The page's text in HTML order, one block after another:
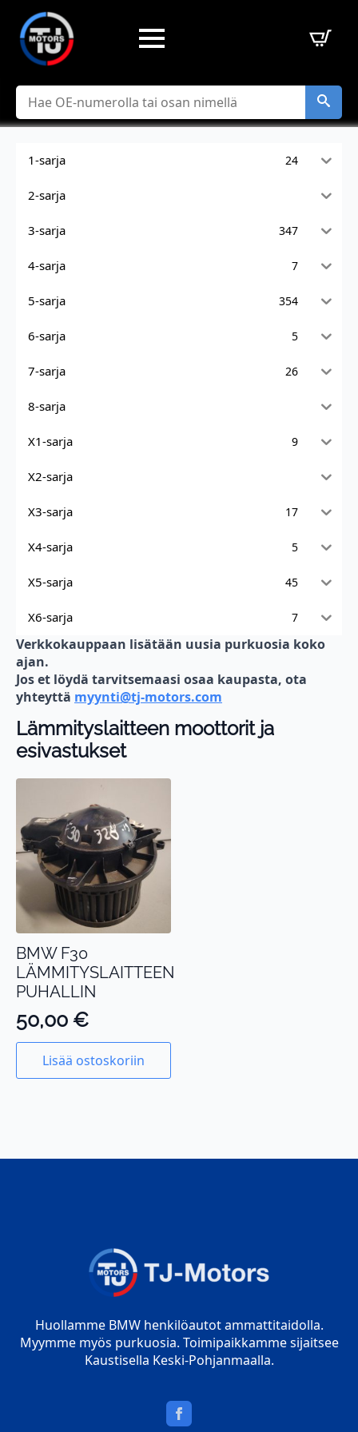
Hae
1-sarja 24
2-sarja
3-sarja 347
4-sarja 7
5-sarja 354
6-sarja 5
7-sarja 26
8-sarja
X1-sarja 9
X2-sarja
X3-sarja 17
X4-sarja 5
X5-sarja 45
X6-sarja 7
Verkkokauppaan lisätään uusia purkuosia koko
ajan.
Jos et löydä tarvitsemaasi osaa kaupasta, ota
yhteyttä myynti@tj-motors.com
Lämmityslaitteen moottorit ja
esivastukset
BMW F30
LÄMMITYSLAITTEEN
PUHALLIN
50,00 €
Lisää ostoskoriin
Huollamme BMW henkilöautot ammattitaidolla.
Myymme myös purkuosia. Toimipaikkamme sijaitsee
Kaustisella Keski-Pohjanmaalla.